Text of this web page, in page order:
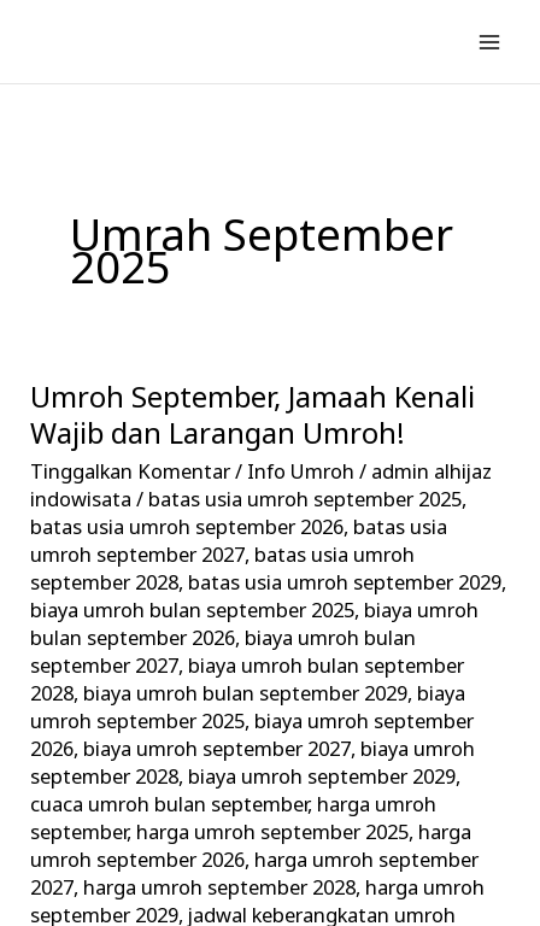
konten
Umrah September
2025
Umroh September, Jamaah Kenali
Wajib dan Larangan Umroh!
Tinggalkan Komentar/ Info Umroh / admin alhijaz
indowisata/ batas usia umroh september 2025,
batas usia umroh september 2026, batas usia
umroh september 2027, batas usia umroh
september 2028, batas usia umroh september 2029,
biaya umroh bulan september 2025, biaya umroh
bulan september 2026, biaya umroh bulan
september 2027, biaya umroh bulan september
2028, biaya umroh bulan september 2029, biaya
umroh september 2025, biaya umroh september
2026, biaya umroh september 2027, biaya umroh
september 2028, biaya umroh september 2029,
cuaca umroh bulan september, harga umroh
september, harga umroh september 2025, harga
umroh september 2026, harga umroh september
2027, harga umroh september 2028, harga umroh
september 2029, jadwal keberangkatan umroh
Umroh
September,
Jamaah
Kenali
Wajib
dan
Larangan
Umroh!